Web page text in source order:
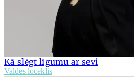
Kā slēgt līgumu ar sevi
Valdes loceklis